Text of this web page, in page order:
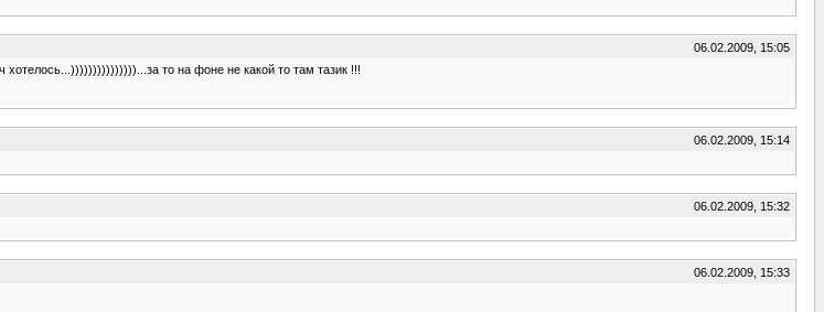
06.02.2009, 15:05
то на фоне не какой то там тазик !!!
06.02.2009, 15:14
06.02.2009, 15:32
06.02.2009, 15:33